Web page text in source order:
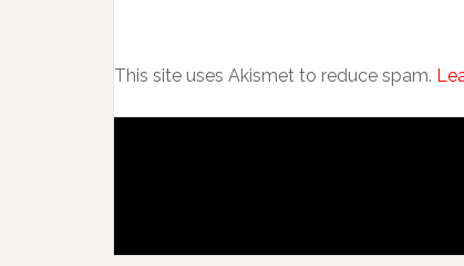
This site uses Akismet to reduce spam.